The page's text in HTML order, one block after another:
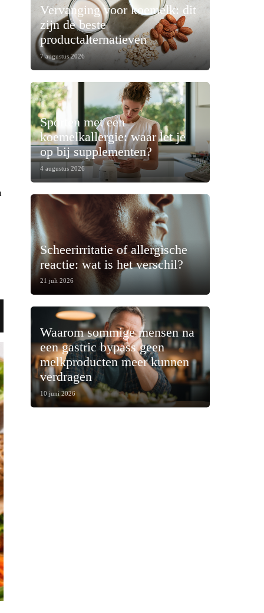
Vervanging voor koemelk: dit
zijn de beste
productalternatieven
7 augustus 2026
Sporten met een
koemelkallergie: waar let je
op bij supplementen?
4 augustus 2026
Scheerirritatie of allergische
reactie: wat is het verschil?
21 juli 2026
Waarom sommige mensen na
een gastric bypass geen
melkproducten meer kunnen
verdragen
10 juni 2026